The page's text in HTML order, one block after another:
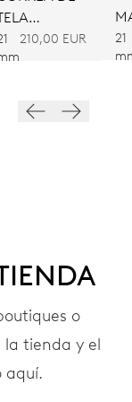
años
210,00 EUR
21
o
la tienda y el
aquí.